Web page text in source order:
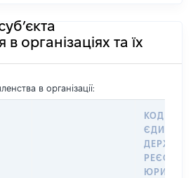
організаціях та їх
в організації:
КОД В
РЕЄСТРІ